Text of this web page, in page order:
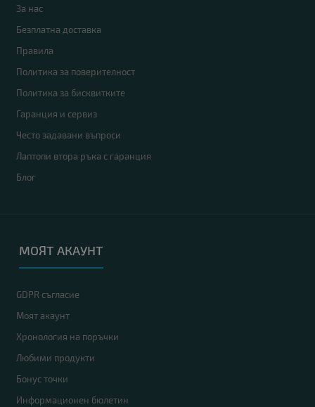
За нас
Безплатна доставка
Правила
Политика за поверителност
Политика за бисквитките
Гаранция и сервиз
Често задавани въпроси
Лаптопи втора ръка с гаранция
Блог
МОЯТ АКАУНТ
GDPR съгласие
Моят акаунт
Хронология на поръчки
Любими продукти
Бонус точки
Информационен бюлетин